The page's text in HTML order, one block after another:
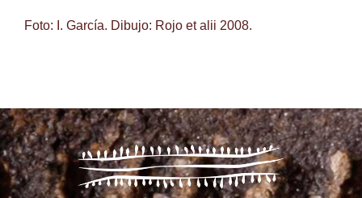
Foto: I. García. Dibujo: Rojo et alii 2008.